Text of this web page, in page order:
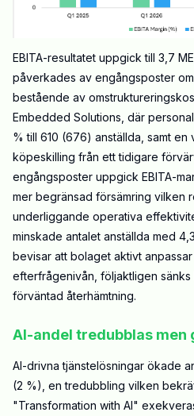
EBITA-resultatet uppgick till 3,7
påverkades av engångsposter
bestående av
Embedded Solutions, där
% till 610 (676) anställda, samt
köpeskilling från ett tidigare
engångsposter uppgick EBITA-
mer begränsad försämring vilken
underliggande operativa
minskade antalet anställda med
bevisar att bolaget aktivt
efterfrågenivån, följaktligen
förväntad återhämtning.
AI-andel tredubblas men
AI-drivna tjänstelösningar ökade
(2 %), en tredubbling vilken
"Transformation with AI"